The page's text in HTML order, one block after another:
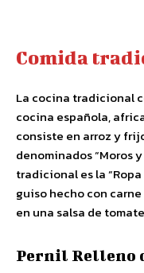
Comida
La cocina tradicional
cocina española,
consiste en arroz y
denominados “Moros
tradicional es la
guiso hecho con
en una salsa de
Pernil Relleno